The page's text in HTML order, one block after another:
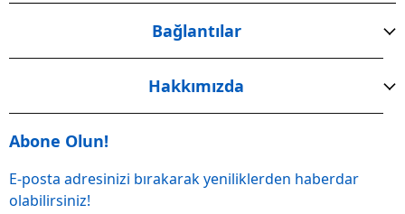
Bağlantılar
Hakkımızda
Abone Olun!
E-posta adresinizi bırakarak yeniliklerden haberdar
olabilirsiniz!